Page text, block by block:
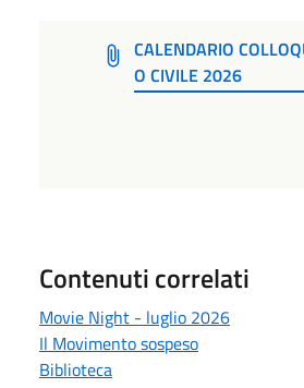
CALENDARIO
O CIVILE 2026
Contenuti correlati
Movie Night - luglio 2026
Il Movimento sospeso
Biblioteca